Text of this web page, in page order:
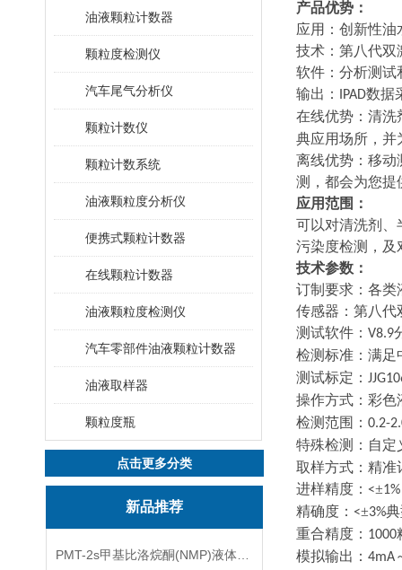
油液颗粒计数器
颗粒度检测仪
汽车尾气分析仪
颗粒计数仪
颗粒计数系统
油液颗粒度分析仪
便携式颗粒计数器
在线颗粒计数器
油液颗粒度检测仪
汽车零部件油液颗粒计数器
油液取样器
颗粒度瓶
点击更多分类
新品推荐
产品优势：
应用：创新性油
技术：第八代双
软件：分析测试
输出：
IPAD数据
在线优势：清洗
典应用场所，并
离线优势：移动
测，都会为您提
应用范围：
可以对清洗剂、
污染度检测，及
技术参数：
订制要求：各类
传感器：第八代
测试软件： V8.9
检测标准：满足
测试标定：
操作方式：彩色
检测范围： 0.2-
特殊检测：自定
取样方式：精准
进样精度： <±1%
精确度： <±3%
重合精度： 1000
模拟输出： 4mA